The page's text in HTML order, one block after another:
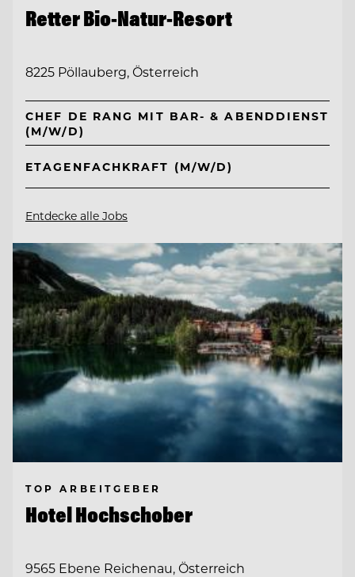
Retter Bio-Natur-Resort
8225 Pöllauberg, Österreich
CHEF DE RANG MIT BAR- & ABENDDIENST
(M/W/D)
ETAGENFACHKRAFT (M/W/D)
Entdecke alle Jobs
TOP ARBEITGEBER
Hotel Hochschober
9565 Ebene Reichenau, Österreich